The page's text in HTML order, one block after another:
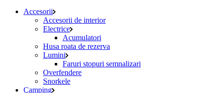
Accesorii
Accesorii de interior
Electrice
Acumulatori
Husa roata de rezerva
Lumini
Faruri stopuri semnalizari
Overfendere
Snorkele
Camping